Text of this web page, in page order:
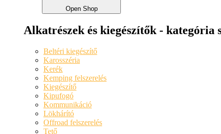
Open Shop
Alkatrészek és kiegészítők - kategória
Beltéri kiegészítő
Karosszéria
Kerék
Kemping felszerelés
Kiegészítő
Kipufogó
Kommunikáció
Lökhárító
Offroad felszerelés
Tető